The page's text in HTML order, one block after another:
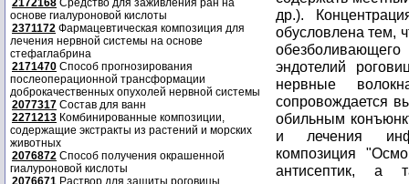
2172168 Средство для заживления ран на
основе гиалуроновой кислоты
2371172 Фармацевтическая композиция для
лечения нервной системы на основе
стефаглабрина
2171470 Способ прогнозирования
послеоперационной трансформации
доброкачественных опухолей нервной системы
2077317 Состав для ванн
2271213 Комбинированные композиции,
содержащие экстракты из растений и морских
животных
2076872 Способ получения окрашенной
гиалуроновой кислоты
2076671 Раствор для защиты роговицы
др.).
обусловлена тем,
эндотелий
нервные
сопровождается
обильным
и лечения
композиция
антисептик, а